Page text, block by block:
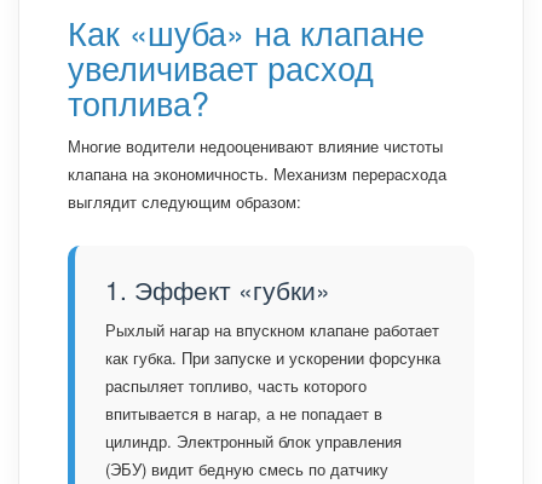
Как «шуба» на клапане
увеличивает расход
топлива?
Многие водители недооценивают влияние чистоты
клапана на экономичность. Механизм перерасхода
выглядит следующим образом:
1. Эффект «губки»
Рыхлый нагар на впускном клапане работает
как губка. При запуске и ускорении форсунка
распыляет топливо, часть которого
впитывается в нагар, а не попадает в
цилиндр. Электронный блок управления
(ЭБУ) видит бедную смесь по датчику